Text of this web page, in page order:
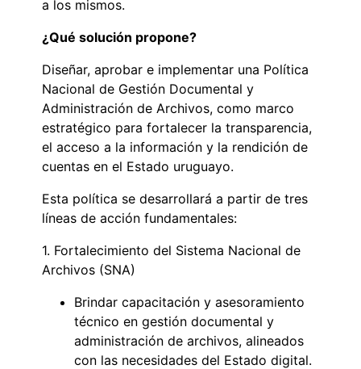
a los mismos.
¿Qué solución propone?
Diseñar, aprobar e implementar una Política
Nacional de Gestión Documental y
Administración de Archivos, como marco
estratégico para fortalecer la transparencia,
el acceso a la información y la rendición de
cuentas en el Estado uruguayo.
Esta política se desarrollará a partir de tres
líneas de acción fundamentales:
1. Fortalecimiento del Sistema Nacional de
Archivos (SNA)
Brindar capacitación y asesoramiento
técnico en gestión documental y
administración de archivos, alineados
con las necesidades del Estado digital.